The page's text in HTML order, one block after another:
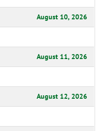
August 10, 2026
August 11, 2026
August 12, 2026